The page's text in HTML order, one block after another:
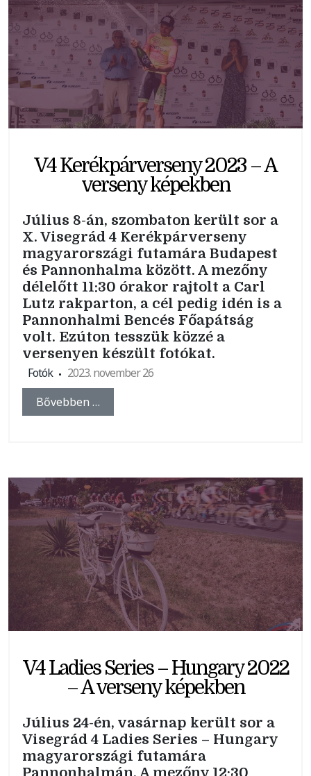
V4 Kerékpárverseny 2023 – A
verseny képekben
Július 8-án, szombaton került sor a
X. Visegrád 4 Kerékpárverseny
magyarországi futamára Budapest
és Pannonhalma között. A mezőny
délelőtt 11:30 órakor rajtolt a Carl
Lutz rakparton, a cél pedig idén is a
Pannonhalmi Bencés Főapátság
volt. Ezúton tesszük közzé a
versenyen készült fotókat.
Fotók
2023. november 26
Bővebben …
V4 Ladies Series – Hungary 2022
– A verseny képekben
Július 24-én, vasárnap került sor a
Visegrád 4 Ladies Series – Hungary
magyarországi futamára